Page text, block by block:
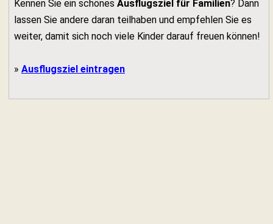
Kennen Sie ein schönes Ausflugsziel für Familien? Dann
lassen Sie andere daran teilhaben und empfehlen Sie es
weiter, damit sich noch viele Kinder darauf freuen können!
» Ausflugsziel eintragen